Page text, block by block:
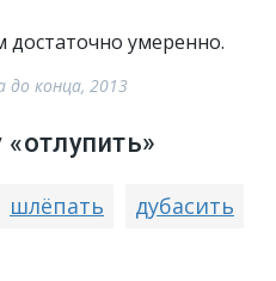
достаточно умеренно.
до конца, 2013
шлёпать
дубасить